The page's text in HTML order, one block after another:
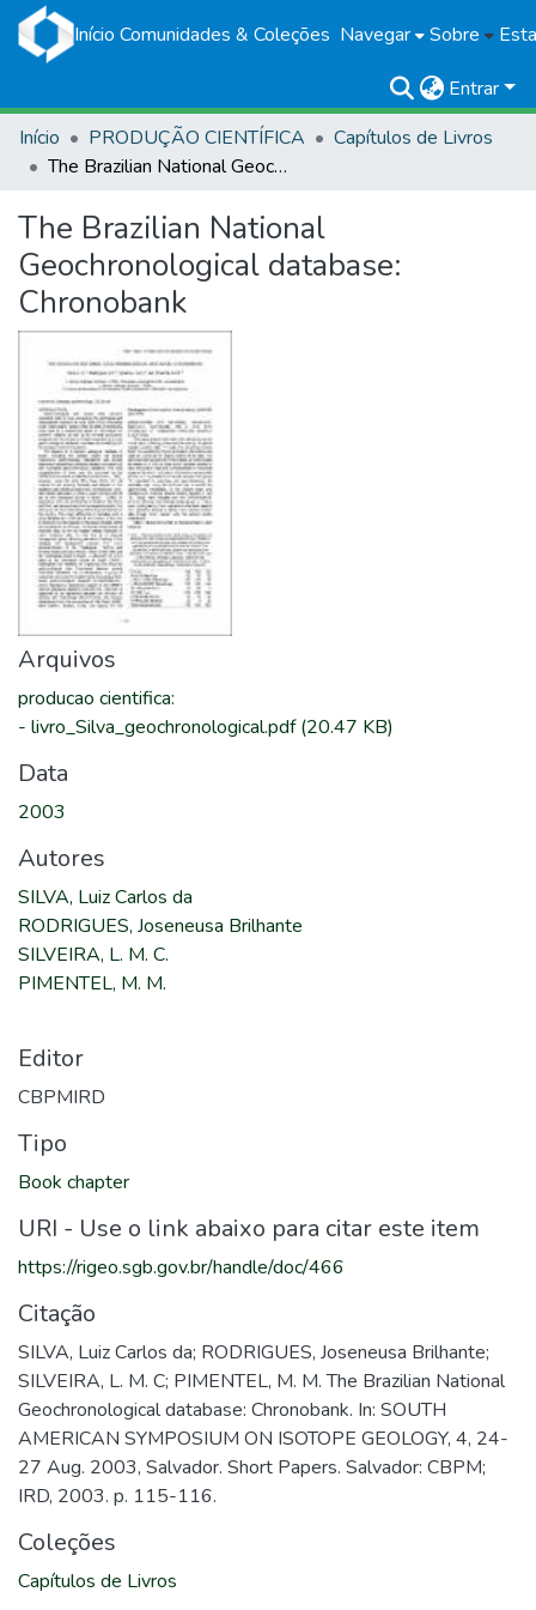
Início Comunidades & Coleções Navegar Sobre
Entrar
Início
PRODUÇÃO CIENTÍFICA
Capítulos de Livros
The Brazilian National Geochronological database: Chronobank
The Brazilian National
Geochronological database:
Chronobank
Arquivos
producao cientifica:
- livro_Silva_geochronological.pdf(20.47 KB)
Data
2003
Autores
SILVA, Luiz Carlos da
RODRIGUES, Joseneusa Brilhante
SILVEIRA, L. M. C.
PIMENTEL, M. M.
Editor
CBPMIRD
Tipo
Book chapter
URI - Use o link abaixo para citar este item
https://rigeo.sgb.gov.br/handle/doc/466
Citação
SILVA, Luiz Carlos da; RODRIGUES, Joseneusa Brilhante;
SILVEIRA, L. M. C; PIMENTEL, M. M. The Brazilian National
Geochronological database: Chronobank. In: SOUTH
AMERICAN SYMPOSIUM ON ISOTOPE GEOLOGY, 4, 24-
27 Aug. 2003, Salvador. Short Papers. Salvador: CBPM;
IRD, 2003. p. 115-116.
Coleções
Capítulos de Livros